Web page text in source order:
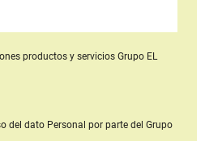
productos y serviciosGrupo EL
del dato Personal por parte del Grupo